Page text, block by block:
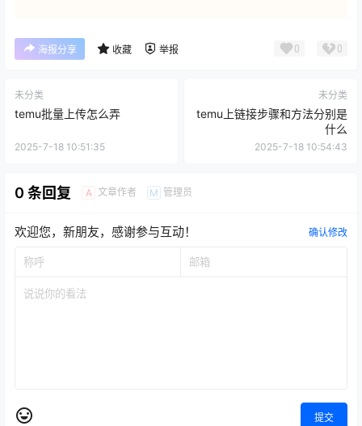
海报分享 收藏 举报 0 0
未分类
temu批量上传怎么弄
2025-7-18 10:51:35
未分类
temu上链接步骤和方法分别是
什么
2025-7-18 10:54:43
0 条回复 A 文章作者 M 管理员
欢迎您，新朋友，感谢参与互动！ 确认修改
提交